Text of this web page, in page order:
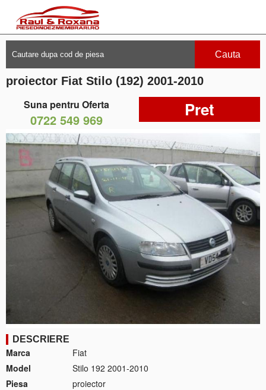
Cauta
proiector Fiat Stilo (192) 2001-2010
Suna pentru Oferta
0722 549 969 Pret
DESCRIERE
Marca
Fiat
Model
Stilo 192 2001-2010
Piesa
proiector